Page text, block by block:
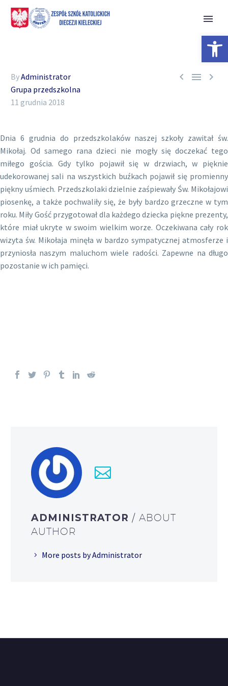
  
ByAdministrator
Grupa przedszkolna
11 grudnia 2018
Dnia 6 grudnia do przedszkolaków naszej szkoły zawitał św.
Mikołaj. Od samego rana dzieci nie mogły się doczekać tego
miłego gościa. Gdy tylko pojawił się w drzwiach, w pięknie
udekorowanej sali na wszystkich buźkach pojawił się promienny
piękny uśmiech. Przedszkolaki dzielnie zaśpiewały Św. Mikołajowi
piosenkę, a także pochwaliły się, że były bardzo grzeczne w tym
roku. Miły Gość przygotował dla każdego dziecka piękne prezenty,
które miał ukryte w swoim wielkim worze. Oczekiwana cały rok
wizyta św. Mikołaja minęła w bardzo sympatycznej atmosferze i
przyniosła naszym maluchom wiele radości. Zapewne na długo
pozostanie w ich pamięci.
ADMINISTRATOR/ ABOUT
AUTHOR
More posts by Administrator